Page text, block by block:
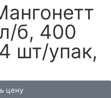
б, 400
шт/упак,
цену